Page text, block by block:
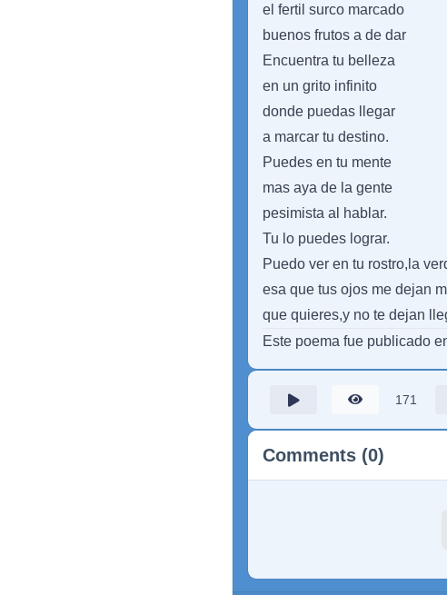
el fertil surco marcado
buenos frutos a de dar
Encuentra tu belleza
en un grito infinito
donde puedas llegar
a marcar tu destino.
Puedes en tu mente
mas aya de la gente
pesimista al hablar.
Tu lo puedes lograr.
Puedo ver en tu rostro,la
esa que tus ojos me dejan
que quieres,y no te dejan
Este poema fue publicado
171
Comments (0)